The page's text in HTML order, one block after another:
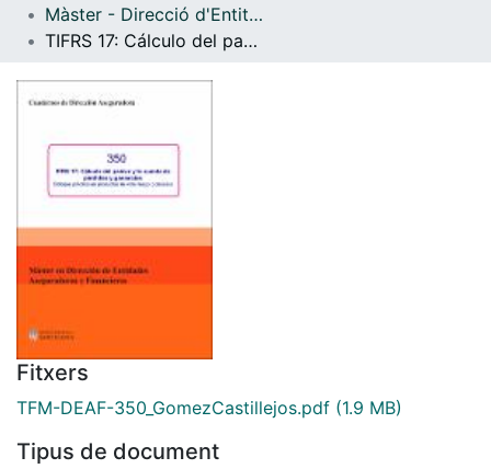
Màster - Direcció d'Entitats Asseguradores i Financeres (DEAF)
TIFRS 17: Cálculo del pasivo y la cuenta de pérdidas y ganancias. Enfoque práctico en productos de vida riesgo o decesos
Fitxers
TFM-DEAF-350_GomezCastillejos.pdf (1.9 MB)
Tipus de document